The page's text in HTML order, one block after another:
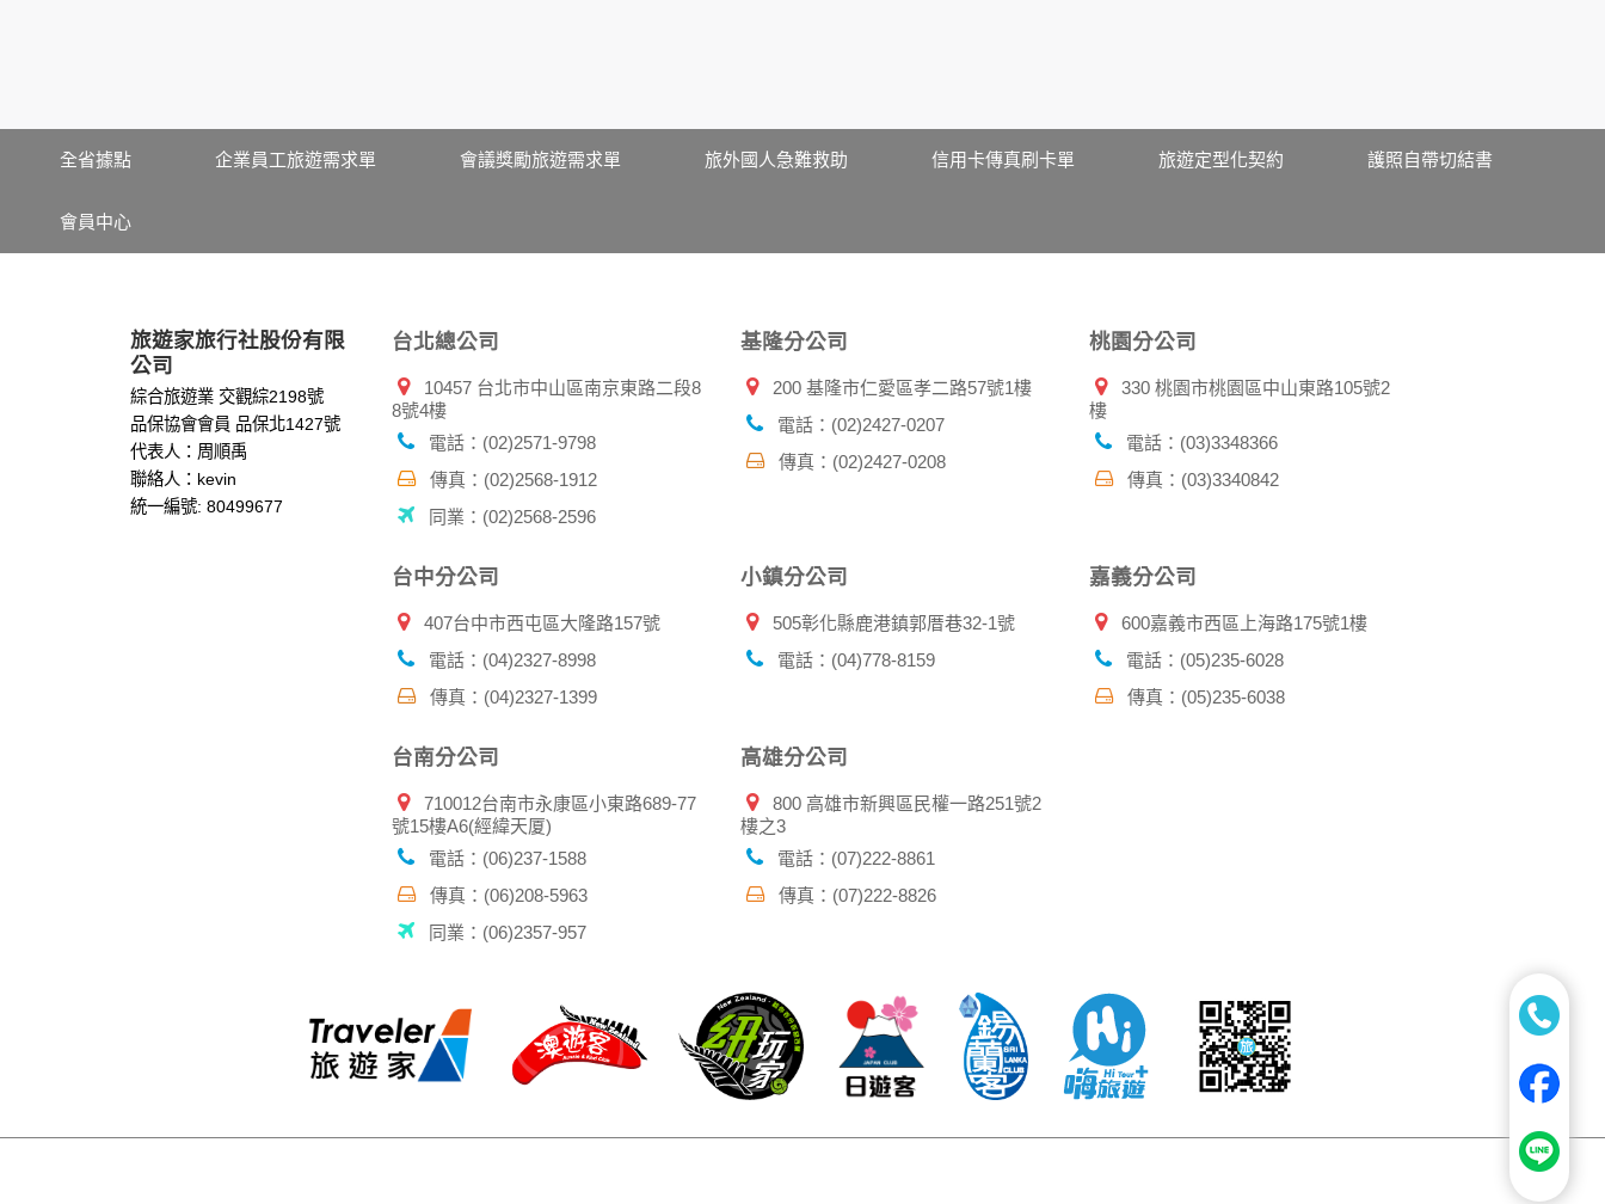
其他除了上述，會保留您在上網瀏覽或查詢時，伺服器自行產生的相關記錄，包括您使用連線設備的 IP 位址、使用時間、使用的瀏覽器、瀏覽及點選資料紀
錄等。本網站會對個別連線者的瀏覽器予以標示，歸納使用者瀏覽器在本網站內部所瀏覽的網頁，除非您願意告知您的個人資料，否則本網站不會也無法將此
本網站將在事前或註冊登錄取得您的同意後，傳送商業性資料或電子郵件給您。本公司除了在該資料或電子郵件上註明是由本公司發送，也會在該資料或電子
資料使用:
本公司不會向任何人出售或出借您的個人識別資料。
在以下情況下， 本公司會向其他人士或公司提供您的個人識別資料：
1.遵守法令或政府機關的要求；或我們發覺您在網站上的行為違反本公司旗下網站的會員條款或產品、服務的特定使用指南。
2.為了保護使用者個人隱私，我們無法為您查詢其他使用者的帳號資料。若您有相關法律上問題需查閱他人資料時，請務必向警政單位提出告訴，我們將全力
配合警政單位調查並提供所有相關資料，以協助調查及破案！
自我保護措施:
服務後，務必記得登出帳戶或關閉網頁瀏覽器，以防止他人讀取您的個人資料。
全省據點 企業員工旅遊需求單 會議獎勵旅遊需求單 旅外國人急難救助 信用卡傳真刷卡單 旅遊定型化契約 護照自帶切結書
會員中心
旅遊家旅行社股份有限
公司
綜合旅遊業 交觀綜2198號
品保協會會員 品保北1427號
代表人：周順禹
聯絡人：kevin
統一編號: 80499677
台北總公司
10457 台北市中山區南京東路二段8
8號4樓
電話：(02)2571-9798
傳真：(02)2568-1912
同業：(02)2568-2596
基隆分公司
200 基隆市仁愛區孝二路57號1樓
電話：(02)2427-0207
傳真：(02)2427-0208
桃園分公司
330 桃園市桃園區中山東路105號2
樓
電話：(03)3348366
傳真：(03)3340842
台中分公司
407台中市西屯區大隆路157號
電話：(04)2327-8998
傳真：(04)2327-1399
小鎮分公司
505彰化縣鹿港鎮郭厝巷32-1號
電話：(04)778-8159
嘉義分公司
600嘉義市西區上海路175號1樓
電話：(05)235-6028
傳真：(05)235-6038
台南分公司
710012台南市永康區小東路689-77
號15樓A6(經緯天厦)
電話：(06)237-1588
傳真：(06)208-5963
同業：(06)2357-957
高雄分公司
800 高雄市新興區民權一路251號2
樓之3
電話：(07)222-8861
傳真：(07)222-8826